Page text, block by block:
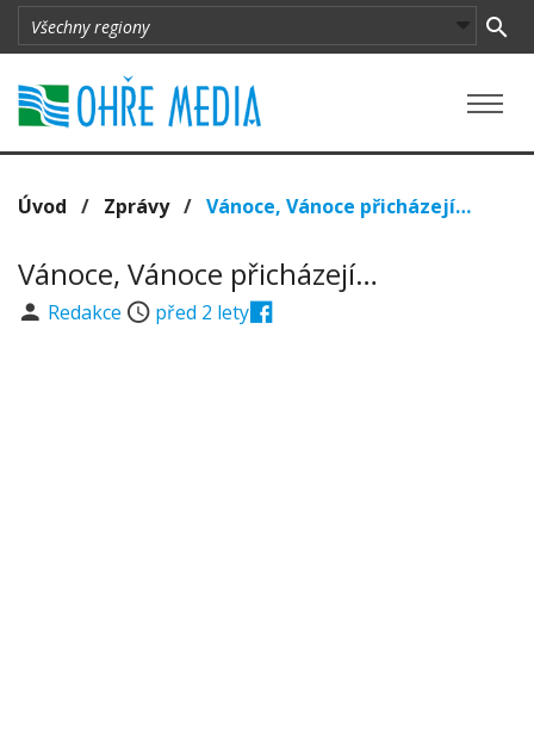
Úvod / Zprávy/ Vánoce, Vánoce přicházejí…
Vánoce, Vánoce přicházejí…
Redakce před 2 lety